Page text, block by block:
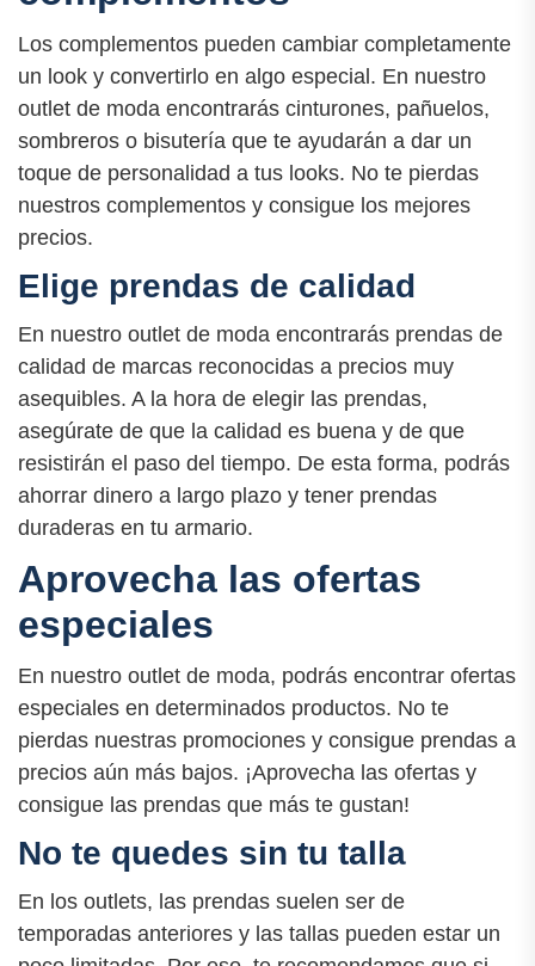
Los complementos pueden cambiar completamente
un look y convertirlo en algo especial. En nuestro
outlet de moda encontrarás cinturones, pañuelos,
sombreros o bisutería que te ayudarán a dar un
toque de personalidad a tus looks. No te pierdas
nuestros complementos y consigue los mejores
precios.
Elige prendas de calidad
En nuestro outlet de moda encontrarás prendas de
calidad de marcas reconocidas a precios muy
asequibles. A la hora de elegir las prendas,
asegúrate de que la calidad es buena y de que
resistirán el paso del tiempo. De esta forma, podrás
ahorrar dinero a largo plazo y tener prendas
duraderas en tu armario.
Aprovecha las ofertas
especiales
En nuestro outlet de moda, podrás encontrar ofertas
especiales en determinados productos. No te
pierdas nuestras promociones y consigue prendas a
precios aún más bajos. ¡Aprovecha las ofertas y
consigue las prendas que más te gustan!
No te quedes sin tu talla
En los outlets, las prendas suelen ser de
temporadas anteriores y las tallas pueden estar un